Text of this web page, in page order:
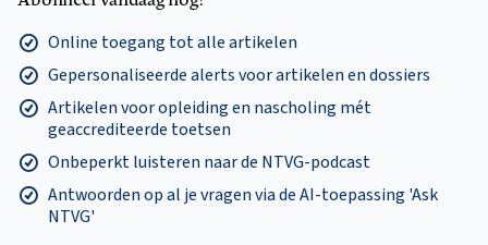
Online toegang tot alle artikelen
Gepersonaliseerde alerts voor artikelen en dossiers
Artikelen voor opleiding en nascholing mét
geaccrediteerde toetsen
Onbeperkt luisteren naar de NTVG-podcast
Antwoorden op al je vragen via de AI-toepassing 'Ask
NTVG'